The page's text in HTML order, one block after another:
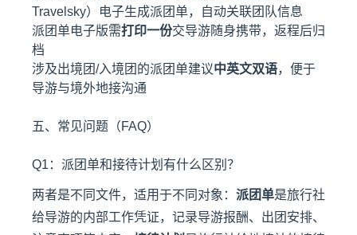
Travelsky）电子生成派团单，自动关联团队信息
派团单电子版需打印一份交导游随身携带，返程后归
档
涉及出境团/入境团的派团单建议中英文双语，便于
导游与境外地接沟通
五、常见问题（FAQ）
Q1：派团单和接待计划有什么区别？
两者是不同文件，适用于不同对象： 派团单是旅行社
给导游的内部工作凭证，记录导游报酬、出团安排、